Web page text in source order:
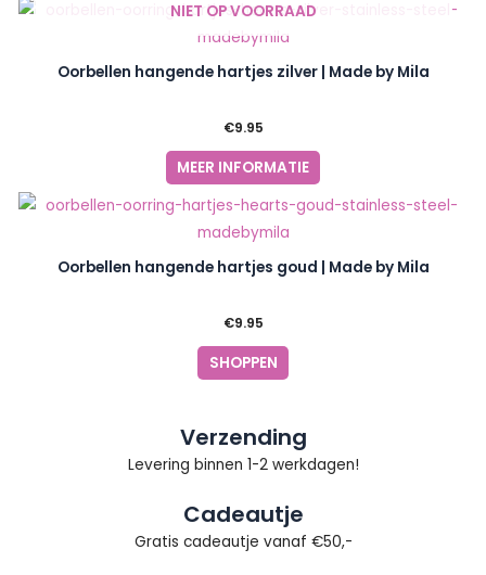
NIET OP VOORRAAD
Oorbellen hangende hartjes zilver | Made by Mila
€9.95
MEER INFORMATIE
Oorbellen hangende hartjes goud | Made by Mila
€9.95
SHOPPEN
Verzending
Levering binnen 1-2 werkdagen!
Cadeautje
Gratis cadeautje vanaf €50,-